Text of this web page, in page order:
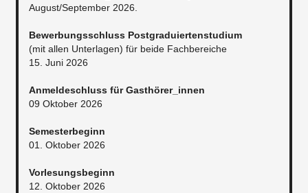
August/September 2026.
Bewerbungsschluss Postgraduiertenstudium
(mit allen Unterlagen) für beide Fachbereiche
15. Juni 2026
Anmeldeschluss für Gasthörer_innen
09 Oktober 2026
Semesterbeginn
01. Oktober 2026
Vorlesungsbeginn
12. Oktober 2026